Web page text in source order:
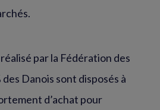
par la Fédération des
Danois sont disposés à
d’achat pour